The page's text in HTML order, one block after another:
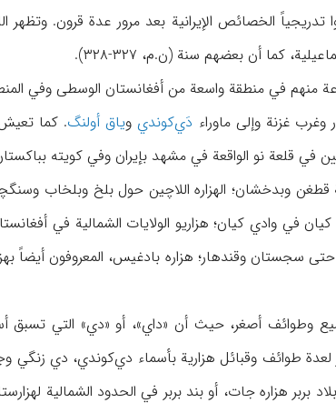
تدريجياً الخصائص الإيرانية بعد مرور عدة قرون. وتظهر
كما أن بعضهم سنة (ن.م، ۳۲۷-۳۲۸).
في منطقة واسعة من أفغانستان الوسطى وفي
غزنة وإلى ماوراء دَي‌كونديوياق أولنگ. كما
قلعة نو الواقعة في مشهد بإيران وفي كويته بباكستان
وبدخشان؛ الهزاره اللاچين حول بلخ وبلخاب
في وادي كيان؛ هزاريو الولايات الشمالية في
سجستان وقندهار؛ هزاره بادغيس، المعروفون أيضاً
وطوائف أصغر، حيث أن «داي»، أو «دي» التي تسبق